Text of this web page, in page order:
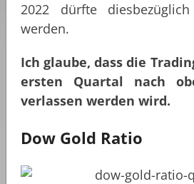
2022 dürfte
werden.
Ich glaube, dass die
ersten Quartal nach
verlassen werden wird.
Dow Gold Ratio